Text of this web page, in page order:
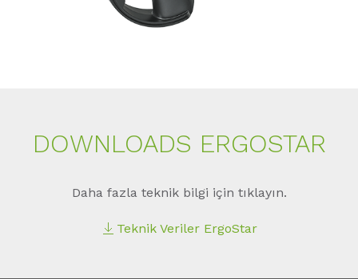
DOWNLOADS ERGOSTAR
Daha fazla teknik bilgi için tıklayın.
Teknik Veriler ErgoStar